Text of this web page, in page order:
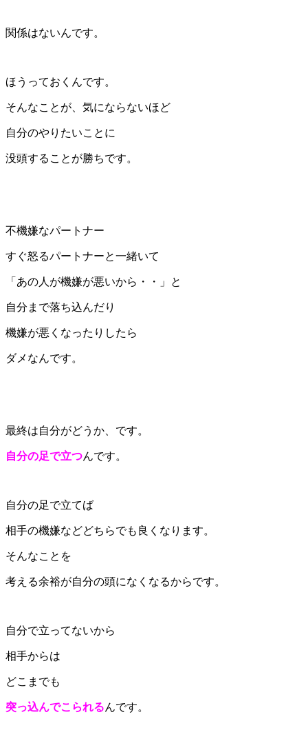
関係はないんです。
ほうっておくんです。
そんなことが、気にならないほど
自分のやりたいことに
没頭することが勝ちです。
不機嫌なパートナー
すぐ怒るパートナーと一緒いて
「あの人が機嫌が悪いから・・」と
自分まで落ち込んだり
機嫌が悪くなったりしたら
ダメなんです。
最終は自分がどうか、です。
自分の足で立つんです。
自分の足で立てば
相手の機嫌などどちらでも良くなります。
そんなことを
考える余裕が自分の頭になくなるからです。
自分で立ってないから
相手からは
どこまでも
突っ込んでこられるんです。